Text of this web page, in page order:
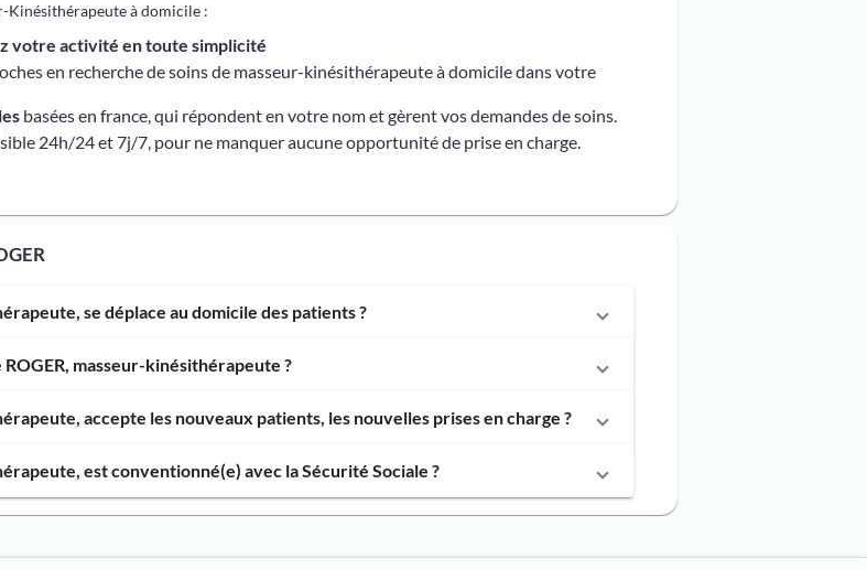
Kinésithérapeute à domicile :
votre activité en toute simplicité
en recherche de soins de masseur-kinésithérapeute à domicile dans votre
basées en france, qui répondent en votre nom et gèrent vos demandes de soins.
24h/24 et 7j/7, pour ne manquer aucune opportunité de prise en charge.
se déplace au domicile des patients ?
masseur-kinésithérapeute ?
accepte les nouveaux patients, les nouvelles prises en charge ?
est conventionné(e) avec la Sécurité Sociale ?